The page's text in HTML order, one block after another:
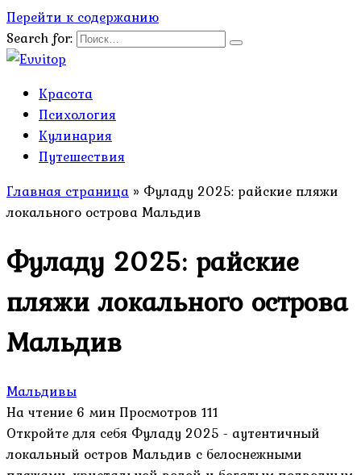
Перейти к содержанию
Search for:
Красота
Психология
Кулинария
Путешествия
Главная страница » Фуладу 2025: райские пляжи
локального острова Мальдив
Фуладу 2025: райские
пляжи локального острова
Мальдив
Мальдивы
На чтение 6 мин Просмотров 111
Откройте для себя Фуладу 2025 - аутентичный
локальный остров Мальдив с белоснежными